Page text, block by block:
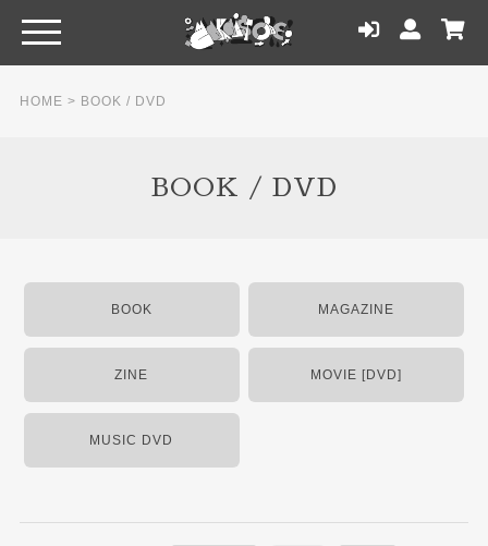
HOME > BOOK / DVD
BOOK / DVD
BOOK MAGAZINE
ZINE MOVIE [DVD]
MUSIC DVD